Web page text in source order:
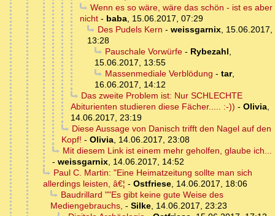
Wenn es so wäre, wäre das schön - ist es aber
nicht - baba, 15.06.2017, 07:29
Des Pudels Kern - weissgarnix, 15.06.2017,
13:28
Pauschale Vorwürfe- Rybezahl,
15.06.2017, 13:55
Massenmediale Verblödung - tar,
16.06.2017, 14:12
Das zweite Problem ist: Nur SCHLECHTE
Abiturienten studieren diese Fächer..... :-)) - Olivia,
14.06.2017, 23:19
Diese Aussage von Danisch trifft den Nagel auf den
Kopf! - Olivia, 14.06.2017, 23:08
Mit diesem Link ist einem mehr geholfen, glaube ich...
- weissgarnix, 14.06.2017, 14:52
Paul C. Martin: "Eine Heimatzeitung sollte man sich
allerdings leisten, â€¦ - Ostfriese, 14.06.2017, 18:06
Baudrillard ""Es gibt keine gute Weise des
Mediengebrauchs, - Silke, 14.06.2017, 23:23